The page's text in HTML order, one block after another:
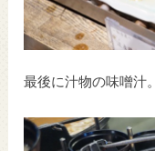
最後に汁物の味噌汁。